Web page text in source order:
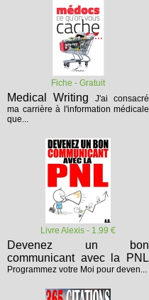
Fiche - Gratuit
Medical Writing
J'ai consacré
ma carrière à l'information médicale
que...
Livre Alexis - 1.99 €
Devenez un bon
communicant avec la PNL
Programmez votre Moi pour deven...